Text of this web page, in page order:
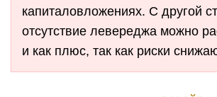
капиталовложениях. С другой
отсутствие левереджа можно
и как плюс, так как риски